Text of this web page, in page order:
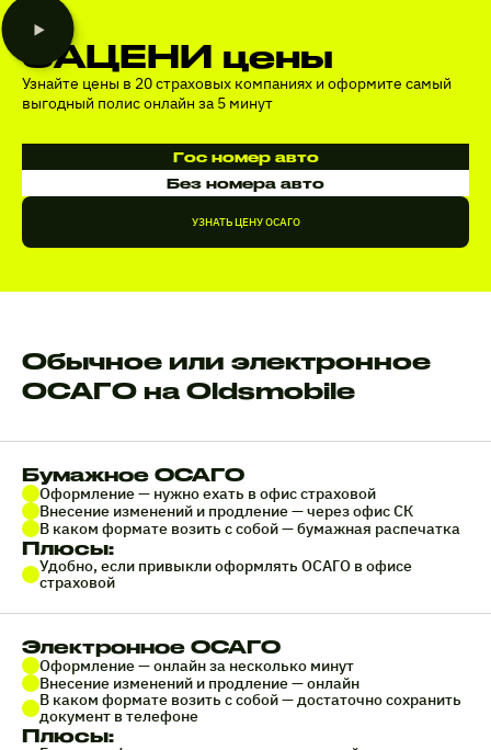
ЗАЦЕНИ цены
Узнайте цены в 20 страховых компаниях и оформите самый
выгодный полис онлайн за 5 минут
Гос номер авто
Без номера авто
УЗНАТЬ ЦЕНУ ОСАГО
Обычное или электронное
ОСАГО на Oldsmobile
Бумажное ОСАГО
Оформление — нужно ехать в офис страховой
Внесение изменений и продление — через офис СК
В каком формате возить с собой — бумажная распечатка
Плюсы:
Удобно, если привыкли оформлять ОСАГО в офисе
страховой
Электронное ОСАГО
Оформление — онлайн за несколько минут
Внесение изменений и продление — онлайн
В каком формате возить с собой — достаточно сохранить
документ в телефоне
Плюсы: